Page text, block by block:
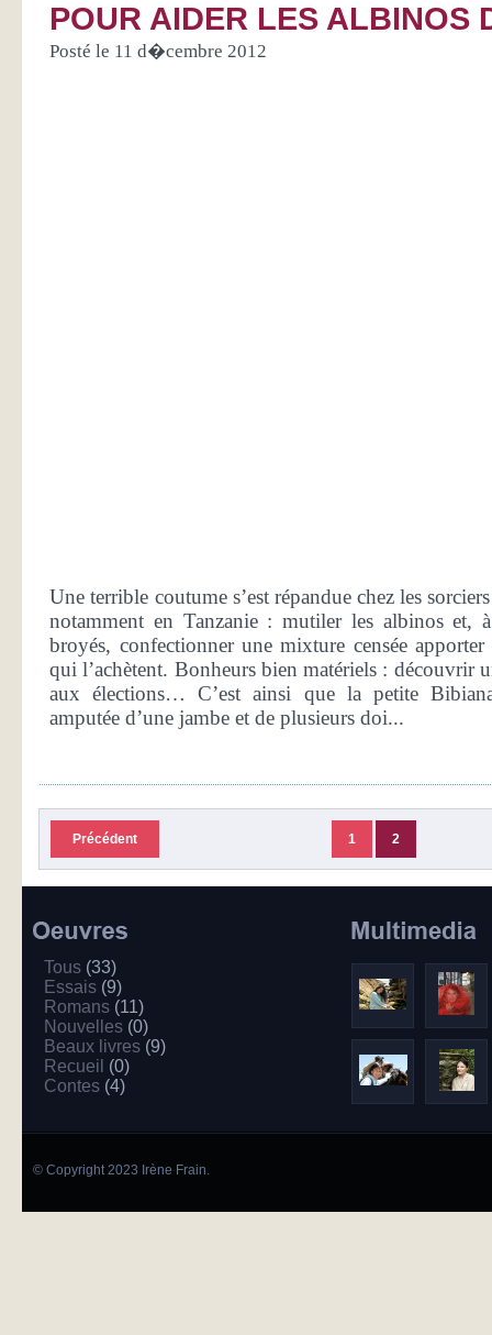
POUR AIDER LES ALBINOS
Posté le 11 d�cembre 2012
Une terrible coutume s’est répandue chez les
notamment en Tanzanie : mutiler les albinos et,
broyés, confectionner une mixture censée
qui l’achètent. Bonheurs bien matériels : découvrir
aux élections… C’est ainsi que la petite
amputée d’une jambe et de plusieurs doi...
Précédent 1 2
Tous (33)
Essais (9)
Romans (11)
Nouvelles (0)
Beaux livres (9)
Recueil (0)
Contes (4)
© Copyright 2023 Irène Frain.